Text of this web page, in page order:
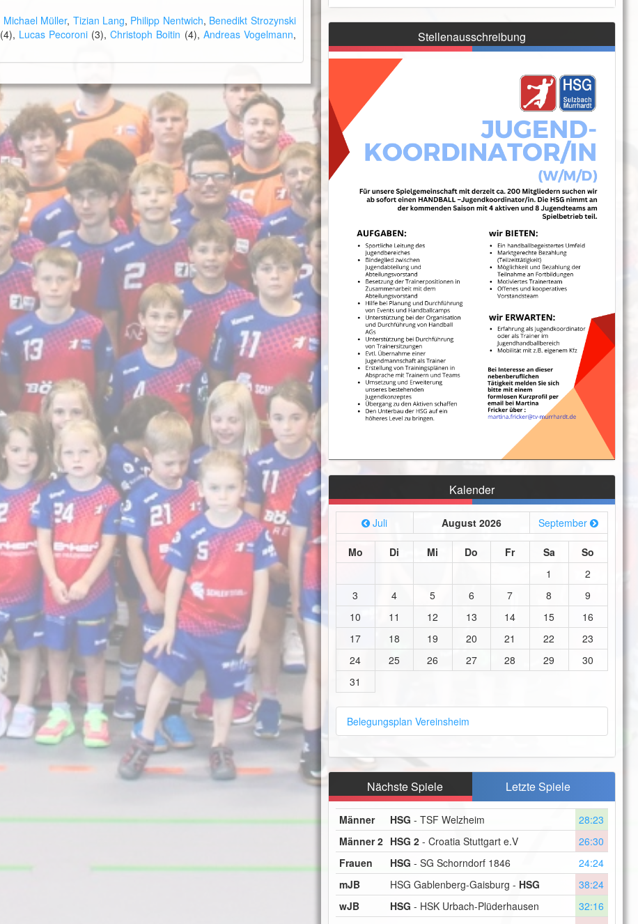
Michael Müller, Tizian Lang, Philipp Nentwich, Benedikt Strozynski
(4), Lucas Pecoroni (3),Christoph Boitin (4), Andreas Vogelmann,
Stellenausschreibung
Kalender
Juli August 2026 September
Mo Di Mi Do Fr Sa
So
1
2
3
4 5 6 7 8
9
10
11 12 13 14 15
16
17
18 19 20 21 22
23
24
25 26 27 28 29
30
31
Belegungsplan Vereinsheim
Nächste Spiele Letzte Spiele
Männer HSG - TSF Welzheim
28:23
Männer 2 HSG 2- Croatia Stuttgart e.V
26:30
Frauen
HSG - SG Schorndorf 1846
24:24
mJB
HSG Gablenberg-Gaisburg - HSG
38:24
wJB
HSG - HSK Urbach-Plüderhausen
32:16